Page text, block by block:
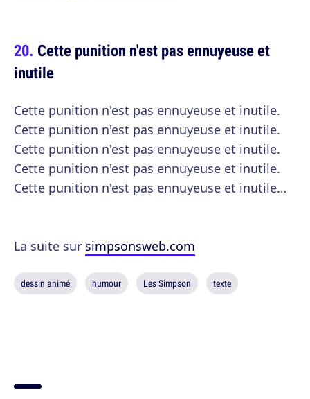
Cette punition n'est pas ennuyeuse et
inutile
Cette punition n'est pas ennuyeuse et inutile.
Cette punition n'est pas ennuyeuse et inutile.
Cette punition n'est pas ennuyeuse et inutile.
Cette punition n'est pas ennuyeuse et inutile.
Cette punition n'est pas ennuyeuse et inutile…
La suite sur simpsonsweb.com
dessin animé humour Les Simpson texte